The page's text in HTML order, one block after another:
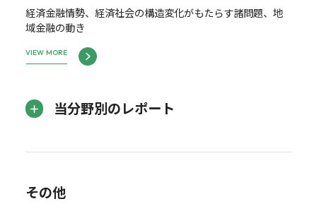
経済金融情勢、経済社会の構造変化がもたらす諸問題、地
域金融の動き
VIEW MORE
当分野別のレポート
その他